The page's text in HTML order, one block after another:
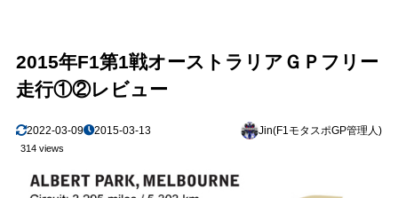
2015年F1第1戦オーストラリアＧＰフリー
走行①②レビュー
2022-03-09 2015-03-13 Jin(F1モタスポGP管理人)
314 views